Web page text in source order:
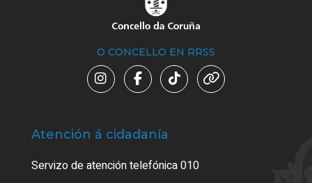
O CONCELLO EN RRSS
Atención á cidadanía
Servizo de atención telefónica 010